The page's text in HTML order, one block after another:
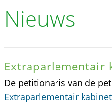
Nieuws
Extraparlementair
De petitionaris van de
Extraparlementair